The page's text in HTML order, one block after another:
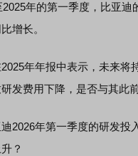
年的第一季度，比亚迪
增长。
年年报中表示，未来将
发费用下降，是否与其此
年第一季度的研发投
？